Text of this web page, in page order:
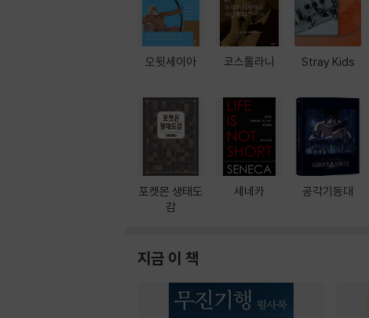
오뒷세이아
포켓몬 생태도
감
코스톨라니
세네카
Stray Kids
공각기동대
지금 이 책